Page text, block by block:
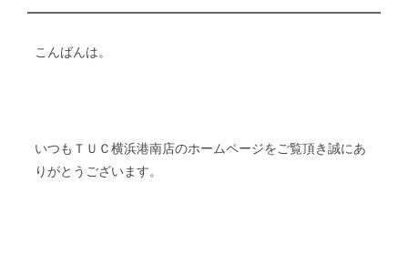
こんばんは。
いつもＴＵＣ横浜港南店のホームページをご覧頂き誠にあ
りがとうございます。